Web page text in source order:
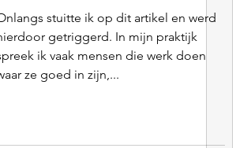
stuitte ik op dit artikel en werd
getriggerd. In mijn praktijk
ik vaak mensen die werk doen
ze goed in zijn,...